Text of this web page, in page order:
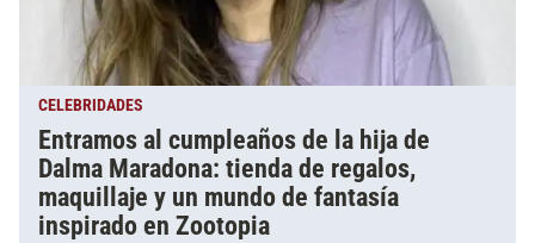
CELEBRIDADES
Entramos al cumpleaños de la hija de
Dalma Maradona: tienda de regalos,
maquillaje y un mundo de fantasía
inspirado en Zootopia